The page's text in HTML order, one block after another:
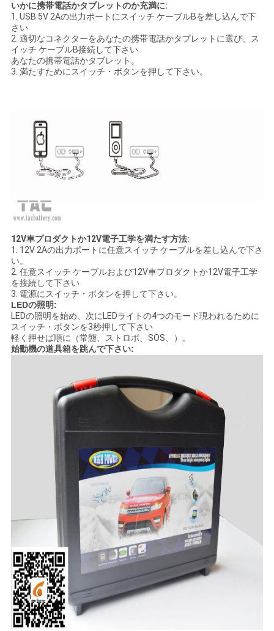
いかに携帯電話かタブレットのか充満に:
1. USB 5V 2Aの出力ポートにスイッチ ケーブルBを差し込んで下
さい
2. 適切なコネクターをあなたの携帯電話かタブレットに選び、ス
イッチ ケーブルB接続して下さい
あなたの携帯電話かタブレット。
3. 満たすためにスイッチ・ボタンを押して下さい。
12V車プロダクトか12V電子工学を満たす方法:
1. 12V 2Aの出力ポートに任意スイッチ ケーブルを差し込んで下さ
い。
2. 任意スイッチ ケーブルおよび12V車プロダクトか12V電子工学
を接続して下さい
3. 電源にスイッチ・ボタンを押して下さい。
LEDの照明:
LEDの照明を始め、次にLEDライトの4つのモード現われるために
スイッチ・ボタンを3秒押して下さい
軽く押せば順に（常態、ストロボ、SOS、）。
始動機の道具箱を跳んで下さい: